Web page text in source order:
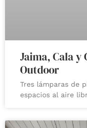
Jaima, Cala y
Outdoor
Tres lámparas de
espacios al aire